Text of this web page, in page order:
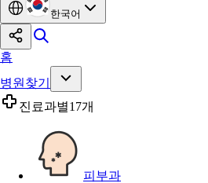
한국어
홈
병원찾기
진료과별17개
피부과